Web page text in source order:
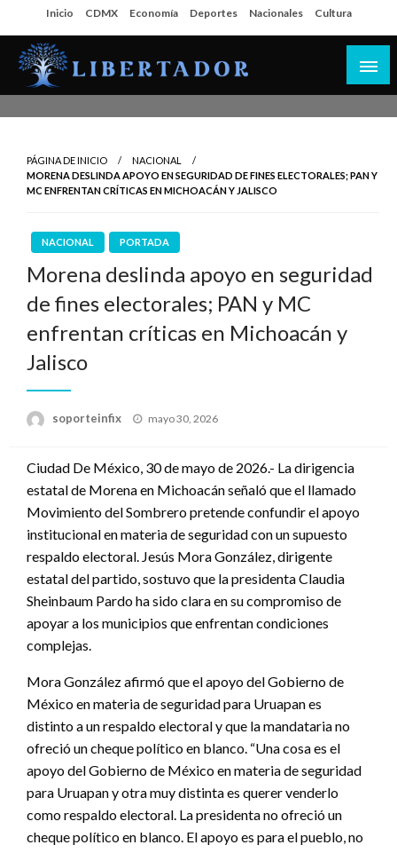
al
contenido
Inicio CDMX Economía Deportes Nacionales Cultura
PÁGINA DE INICIO
NACIONAL
MORENA DESLINDA APOYO EN SEGURIDAD DE FINES ELECTORALES; PAN Y
MC ENFRENTAN CRÍTICAS EN MICHOACÁN Y JALISCO
NACIONAL PORTADA
Morena deslinda apoyo en seguridad
de fines electorales; PAN y MC
enfrentan críticas en Michoacán y
Jalisco
soporteinfix
Publicado
mayo 30, 2026
Ciudad De México, 30 de mayo de 2026.- La dirigencia
estatal de Morena en Michoacán señaló que el llamado
Movimiento del Sombrero pretende confundir el apoyo
institucional en materia de seguridad con un supuesto
respaldo electoral. Jesús Mora González, dirigente
estatal del partido, sostuvo que la presidenta Claudia
Sheinbaum Pardo ha sido clara en su compromiso de
apoyar a los municipios que enfrentan condiciones
complejas.
Mora González afirmó que el apoyo del Gobierno de
México en materia de seguridad para Uruapan es
distinto a un respaldo electoral y que la mandataria no
ofreció un cheque político en blanco. “Una cosa es el
apoyo del Gobierno de México en materia de seguridad
para Uruapan y otra muy distinta es querer venderlo
como respaldo electoral. La presidenta no ofreció un
cheque político en blanco. El apoyo es para el pueblo, no